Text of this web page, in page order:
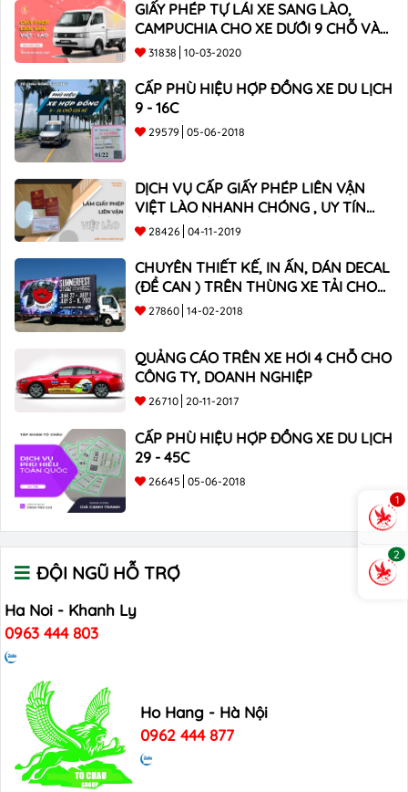
GIẤY PHÉP TỰ LÁI XE SANG LÀO,
CAMPUCHIA CHO XE DƯỚI 9 CHỖ VÀ
XE BÁN TẢI
31838 10-03-2020
CẤP PHÙ HIỆU HỢP ĐỒNG XE DU LỊCH
9 - 16C
29579 05-06-2018
DỊCH VỤ CẤP GIẤY PHÉP LIÊN VẬN
VIỆT LÀO NHANH CHÓNG , UY TÍN
TOÀN QUỐC
28426 04-11-2019
CHUYÊN THIẾT KẾ, IN ẤN, DÁN DECAL
(ĐỀ CAN ) TRÊN THÙNG XE TẢI CHO
CÔNG TY
27860 14-02-2018
QUẢNG CÁO TRÊN XE HƠI 4 CHỖ CHO
CÔNG TY, DOANH NGHIỆP
26710 20-11-2017
CẤP PHÙ HIỆU HỢP ĐỒNG XE DU LỊCH
29 - 45C
26645 05-06-2018
ĐỘI NGŨ HỖ TRỢ
Ha Noi - Khanh Ly
0963 444 803
Ho Hang - Hà Nội
0962 444 877
1
2